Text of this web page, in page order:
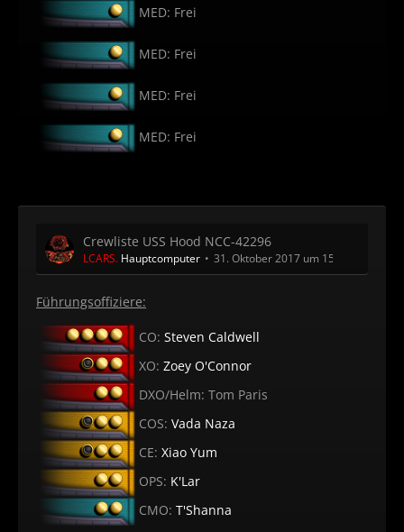
MED: Frei
MED: Frei
MED: Frei
MED: Frei
Crewliste USS Hood NCC-42296
LCARS. Hauptcomputer 31. Oktober 2017 um 15:26
Führungsoffiziere:
CO: Steven Caldwell
XO: Zoey O'Connor
DXO/Helm: Tom Paris
COS: Vada Naza
CE: Xiao Yum
OPS: K'Lar
CMO: T'Shanna